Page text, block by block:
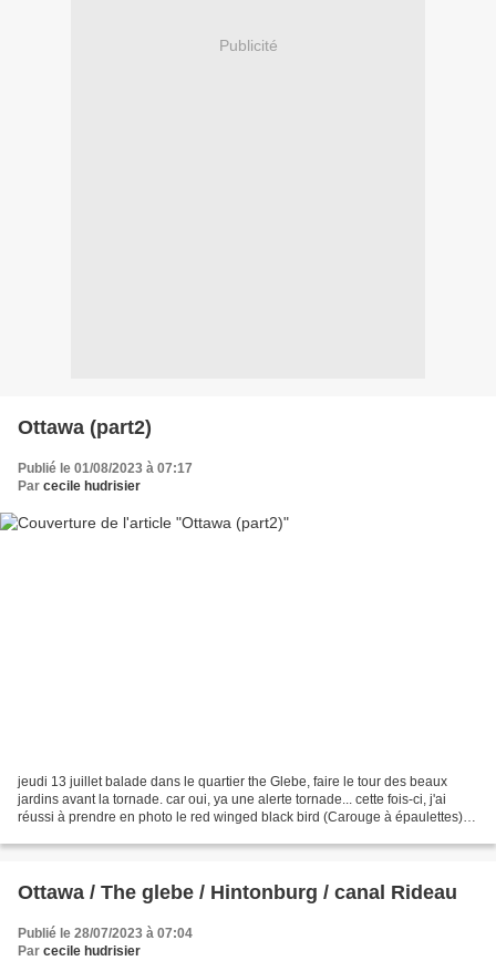
Publicité
Ottawa (part2)
Publié le 01/08/2023 à 07:17
Par cecile hudrisier
jeudi 13 juillet balade dans le quartier the Glebe, faire le tour des beaux
jardins avant la tornade. car oui, ya une alerte tornade... cette fois-ci, j'ai
réussi à prendre en photo le red winged black bird (Carouge à épaulettes) :
Ottawa / The glebe / Hintonburg / canal Rideau
Publié le 28/07/2023 à 07:04
Par cecile hudrisier